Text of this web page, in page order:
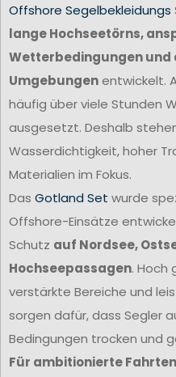
Offshore Segelbekleidungs
lange Hochseetörns,
Wetterbedingungen
Umgebungenentwickelt.
häufig über viele Stunden
ausgesetzt. Deshalb
Wasserdichtigkeit, hoher
Materialien im Fokus.
Das Gotland Set wurde
Offshore-Einsätze
Schutz auf Nordsee,
Hochseepassagen. Hoch
verstärkte Bereiche und
sorgen dafür, dass Segler
Bedingungen trocken und
Für ambitionierte